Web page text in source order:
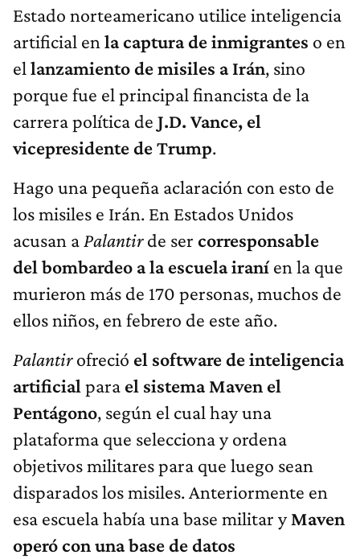
Estado norteamericano utilice inteligencia
artificial en la captura de inmigrantes o en
el lanzamiento de misiles a Irán, sino
porque fue el principal financista de la
carrera política de J.D. Vance, el
vicepresidente de Trump.
Hago una pequeña aclaración con esto de
los misiles e Irán. En Estados Unidos
acusan a Palantirde ser corresponsable
del bombardeo a la escuela iraníen la que
murieron más de 170 personas, muchos de
ellos niños, en febrero de este año.
Palantirofreció el software de inteligencia
artificial para el sistema Maven el
Pentágono, según el cual hay una
plataforma que selecciona y ordena
objetivos militares para que luego sean
disparados los misiles. Anteriormente en
esa escuela había una base militar yMaven
operó con una base de datos